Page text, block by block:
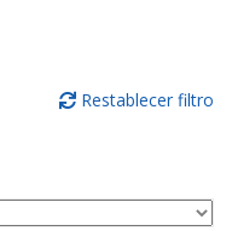
Restablecer filtro